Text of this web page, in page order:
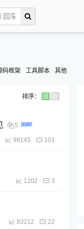
码框架 工具脚本 其他
排序：
5
98145 101
1202 3
83212 22